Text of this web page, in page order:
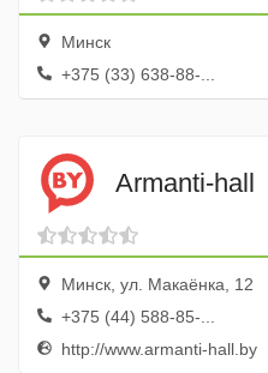
Минск
+375 (33) 638-88-...
Armanti-hall
Минск, ул. Макаёнка, 12
+375 (44) 588-85-...
http://www.armanti-hall.by